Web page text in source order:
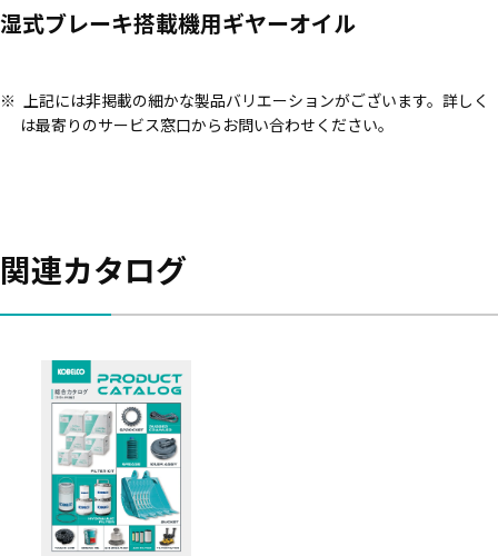
湿式ブレーキ搭載機用ギヤーオイル
上記には非掲載の細かな製品バリエーションがございます。詳しく
は最寄りのサービス窓口からお問い合わせください。
関連カタログ